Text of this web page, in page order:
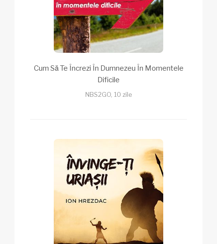
Cum Să Te Încrezi În Dumnezeu În Momentele
Dificile
NBS2GO, 10 zile